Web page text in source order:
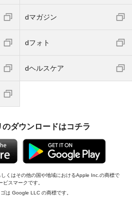
dマガジン
dフォト
dヘルスケア
ダウンロードはコチラ
くはその他の国や地域におけるApple Inc.の商標で
スマークです。
は Google LLC の商標です。